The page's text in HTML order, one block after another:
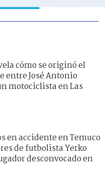
cómo se originó el
entre José Antonio
motociclista en Las
en accidente en Temuco
de futbolista Yerko
desconvocado en